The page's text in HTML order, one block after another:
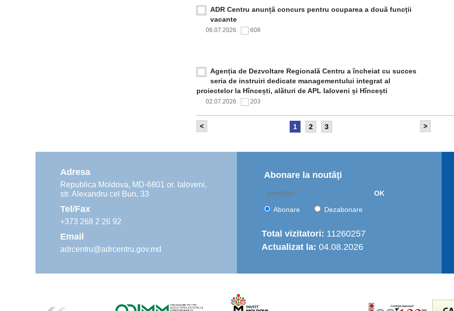
ADR Centru anunță concurs pentru ocuparea a două funcții
vacante
06.07.2026 608
Agenția de Dezvoltare Regională Centru a încheiat cu succes
seria de instruiri dedicate managementului integrat al
proiectelor la Hîncești, alături de APL Ialoveni și Hîncești
02.07.2026 203
Comitetul de Supraveghere al proiectului „Îmbunătățirea
implementării și opțiunile de operare a serviciului regional de
Agenția de Dezvoltare Regională Centru a continuat seria de
instruiri practice dedicate autorităților publice locale
< >
1 2 3
Adresa
Republica Moldova, MD-6801 or. Ialoveni,
str. Alexandru cel Bun, 33
Tel/Fax
+373 268 2 26 92
Email
adrcentru@adrcentru.gov.md
Abonare la noutăţi
OK
Abonare Dezabonare
Total vizitatori: 11260257
Actualizat la: 04.08.2026